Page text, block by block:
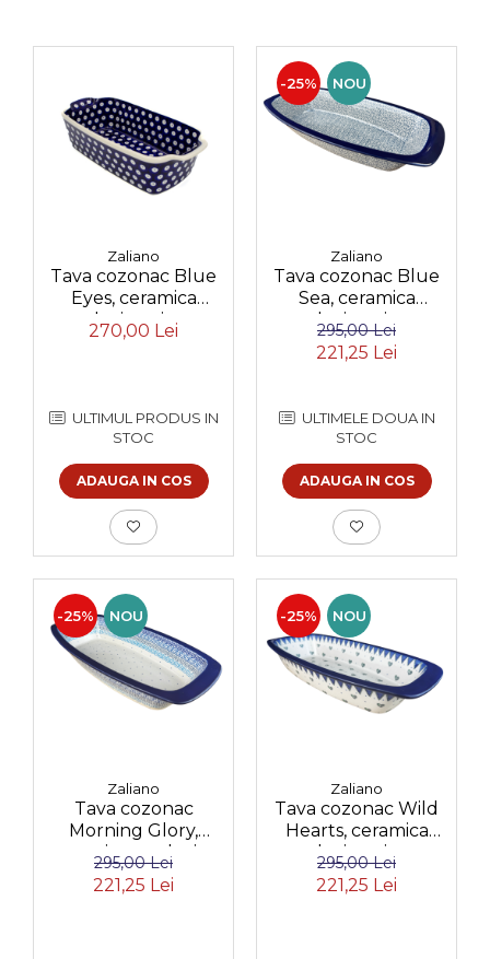
Zaliano
Tava cozonac Blue
Eyes, ceramica
smaltuita, pictata
manual, 26,5 x 12,5
270,00 Lei
ULTIMUL PRODUS IN
STOC
ADAUGA IN COS
-25% NOU
Zaliano
Tava cozonac Blue
Sea, ceramica
smaltuita, pictata
manual, 36,0 x 18,0
cm
295,00 Lei
221,25 Lei
ULTIMELE DOUA IN
STOC
ADAUGA IN COS
-25% NOU
Zaliano
Tava cozonac
Morning Glory,
ceramica smaltuita,
pictata manual, 36,0
x 18,0 cm
295,00 Lei
221,25 Lei
-25% NOU
Zaliano
Tava cozonac Wild
Hearts, ceramica
smaltuita, pictata
manual, 36,0 x 18,0
cm
295,00 Lei
221,25 Lei